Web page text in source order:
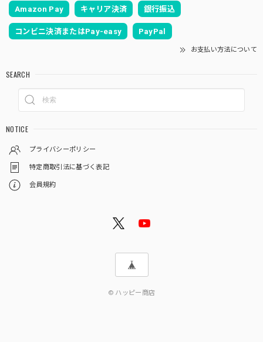
Amazon Pay キャリア決済 銀行振込
コンビニ決済またはPay-easy PayPal
お支払い方法について
SEARCH
NOTICE
プライバシーポリシー
特定商取引法に基づく表記
会員規約
© ハッピー商店